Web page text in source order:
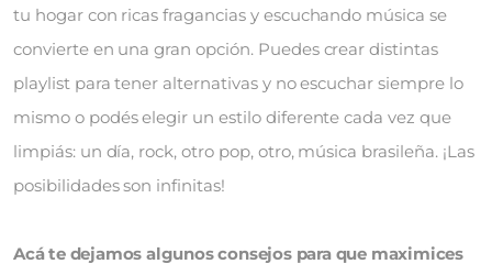
tu hogar con ricas fragancias y escuchando música se
convierte en una gran opción. Puedes crear distintas
playlist para tener alternativas y no escuchar siempre lo
mismo o podés elegir un estilo diferente cada vez que
limpiás: un día, rock, otro pop, otro, música brasileña. ¡Las
posibilidades son infinitas!
Acá te dejamos algunos consejos para que maximices